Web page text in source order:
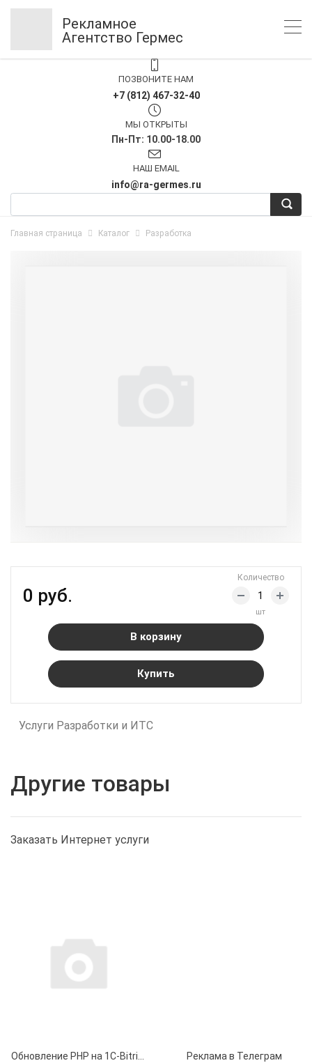
Рекламное
Агентство Гермес
ПОЗВОНИТЕ НАМ
+7 (812) 467-32-40
МЫ ОТКРЫТЫ
Пн-Пт: 10.00-18.00
НАШ EMAIL
info@ra-germes.ru
Главная страница Каталог Разработка
0 руб.
Количество
шт
В корзину
Купить
Услуги Разработки и ИТС
Другие товары
Заказать Интернет услуги
Реклама в Телеграм